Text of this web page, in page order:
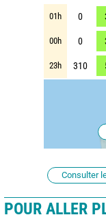
01h 0
00h 0
23h 310
Consulter
POUR ALLER